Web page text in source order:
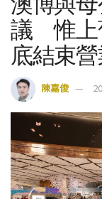
議 惟上
底結束
陳嘉俊